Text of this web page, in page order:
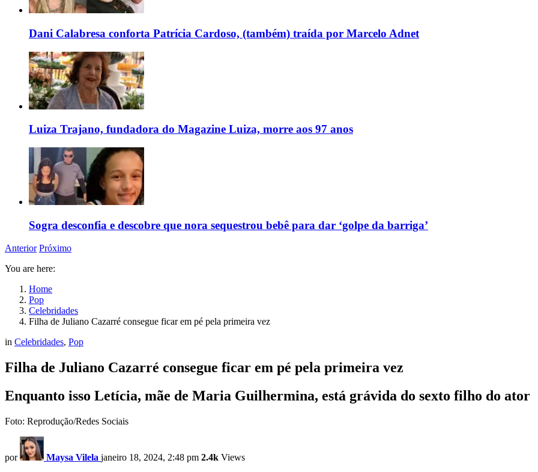
Dani Calabresa conforta Patrícia Cardoso, (também) traída por Marcelo Adnet
Luiza Trajano, fundadora do Magazine Luiza, morre aos 97 anos
Sogra desconfia e descobre que nora sequestrou bebê para dar ‘golpe da barriga’
Anterior Próximo
You are here:
Home
Pop
Celebridades
Filha de Juliano Cazarré consegue ficar em pé pela primeira vez
in Celebridades, Pop
Filha de Juliano Cazarré consegue ficar em pé pela primeira vez
Enquanto isso Letícia, mãe de Maria Guilhermina, está grávida do sexto filho do ator
Foto: Reprodução/Redes Sociais
por Maysa Vilela janeiro 18, 2024, 2:48 pm 2.4k Views